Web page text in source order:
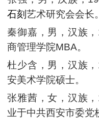
石刻艺术研究会会长。
秦御嘉，男，汉族
商管理学院MBA。
杜少含，男，汉族
安美术学院硕士。
张雅茜，女，汉族
业于中共西安市委党